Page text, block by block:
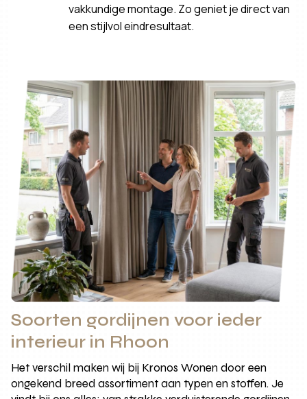
vakkundige montage. Zo geniet je direct van
een stijlvol eindresultaat.
Soorten gordijnen voor ieder
interieur in Rhoon
Het verschil maken wij bij Kronos Wonen door een
ongekend breed assortiment aan typen en stoffen. Je